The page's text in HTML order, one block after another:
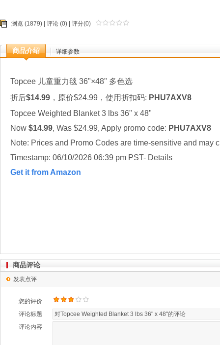
浏览 (1879) | 评论 (0) | 评分(0)
商品介绍 详细参数
Topcee 儿童重力毯 36"×48" 多色选
折后$14.99 ，原价$24.99，使用折扣码: PHU7AXV8
Topcee Weighted Blanket 3 lbs 36" x 48"
Now $14.99, Was $24.99, Apply promo code: PHU7AXV8
Note: Prices and Promo Codes are time-sensitive and may
Timestamp: 06/10/2026 06:39 pm PST- Details
Get it from Amazon
商品评论
发表点评
您的评价
评论标题
评论内容